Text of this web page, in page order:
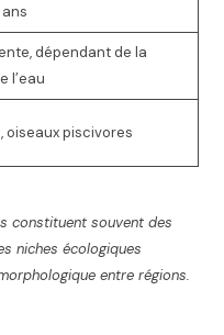
ans
dépendant de la
l’eau
oiseaux piscivores
constituent souvent des
niches écologiques
entre régions.